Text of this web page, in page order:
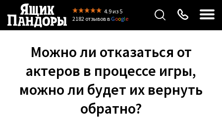
4.9из 5
2182 отзывовв Google
Можно ли отказаться от
актеров в процессе игры,
можно ли будет их вернуть
обратно?